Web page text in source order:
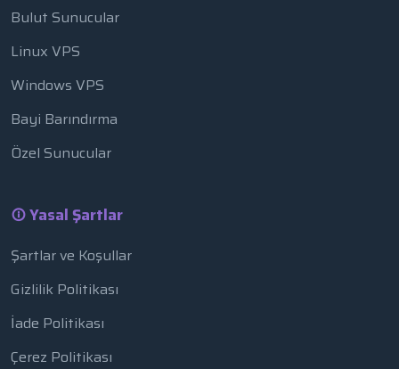
Bulut Sunucular
Linux VPS
Windows VPS
Bayi Barındırma
Özel Sunucular
Yasal Şartlar
Şartlar ve Koşullar
Gizlilik Politikası
İade Politikası
Çerez Politikası